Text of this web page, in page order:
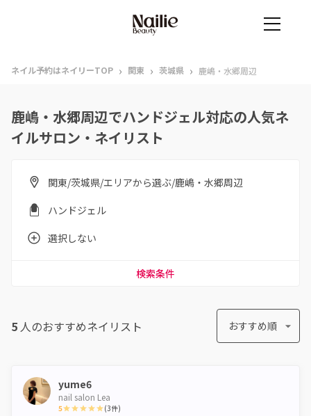
ネイル予約はネイリーTOP › 関東 › 茨城県 › 鹿嶋・水郷周辺
鹿嶋・水郷周辺でハンドジェル対応の人気ネ
イルサロン・ネイリスト
関東/茨城県/エリアから選ぶ/鹿嶋・水郷周辺
ハンドジェル
選択しない
検索条件
5 人のおすすめネイリスト おすすめ順
yume6
nail salon Lea
5 (3件)